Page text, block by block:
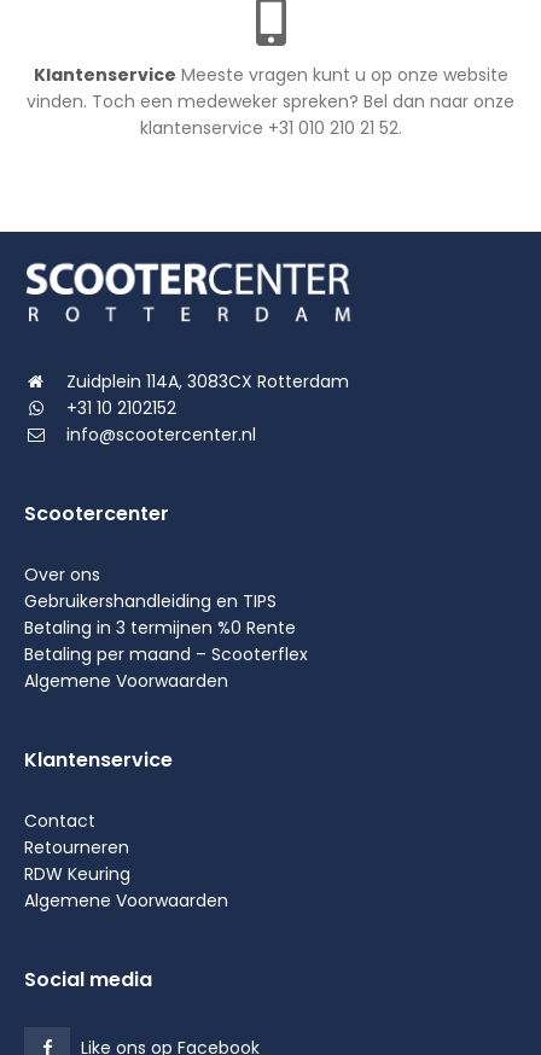
Klantenservice Meeste vragen kunt u op onze website
vinden. Toch een medeweker spreken? Bel dan naar onze
klantenservice +31 010 210 21 52.
Zuidplein 114A, 3083CX Rotterdam
+31 10 2102152
info@scootercenter.nl
Scootercenter
Over ons
Gebruikershandleiding en TIPS
Betaling in 3 termijnen %0 Rente
Betaling per maand – Scooterflex
Algemene Voorwaarden
Klantenservice
Contact
Retourneren
RDW Keuring
Algemene Voorwaarden
Social media
Like ons op Facebook